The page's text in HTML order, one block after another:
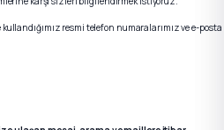
resmi telefon numaralarımız ve e-posta